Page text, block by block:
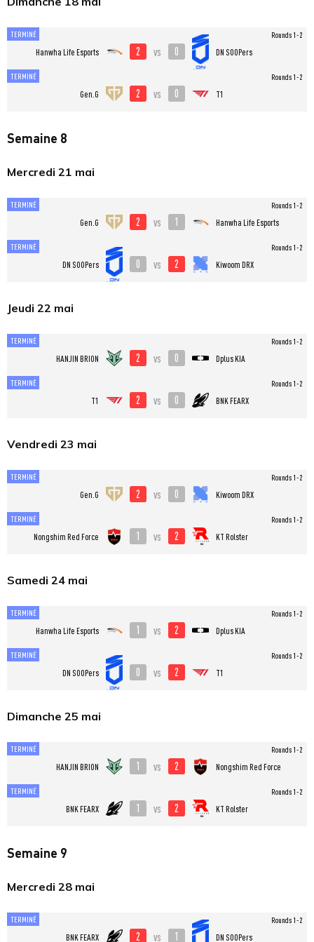
TERMINÉ
Hanwha Life Esports 2 vs 0 DN SOOPers
Rounds 1-2
TERMINÉ
Gen.G 2 vs 0 T1
Rounds 1-2
Semaine 8
Mercredi 21 mai
TERMINÉ
Gen.G 2 vs 1 Hanwha Life Esports
Rounds 1-2
TERMINÉ
DN SOOPers 0 vs 2 Kiwoom DRX
Rounds 1-2
Jeudi 22 mai
TERMINÉ
HANJIN BRION 2 vs 0 Dplus KIA
Rounds 1-2
TERMINÉ
T1 2 vs 0 BNK FEARX
Rounds 1-2
Vendredi 23 mai
TERMINÉ
Gen.G 2 vs 0 Kiwoom DRX
Rounds 1-2
TERMINÉ
Nongshim Red Force 1 vs 2 KT Rolster
Rounds 1-2
Samedi 24 mai
TERMINÉ
Hanwha Life Esports 1 vs 2 Dplus KIA
Rounds 1-2
TERMINÉ
DN SOOPers 0 vs 2 T1
Rounds 1-2
Dimanche 25 mai
TERMINÉ
HANJIN BRION 1 vs 2 Nongshim Red Force
Rounds 1-2
TERMINÉ
BNK FEARX 1 vs 2 KT Rolster
Rounds 1-2
Semaine 9
Mercredi 28 mai
TERMINÉ
BNK FEARX 2 vs 1 DN SOOPers
Rounds 1-2